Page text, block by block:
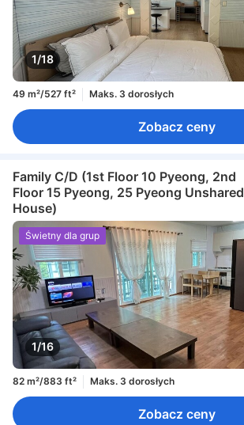
1/18
49 m²/527 ft² Maks. 3 dorosłych
Zobacz ceny
Family C/D (1st Floor 10 Pyeong, 2nd
Floor 15 Pyeong, 25 Pyeong Unshared
House)
1/16
Świetny dla grup
82 m²/883 ft² Maks. 3 dorosłych
Zobacz ceny